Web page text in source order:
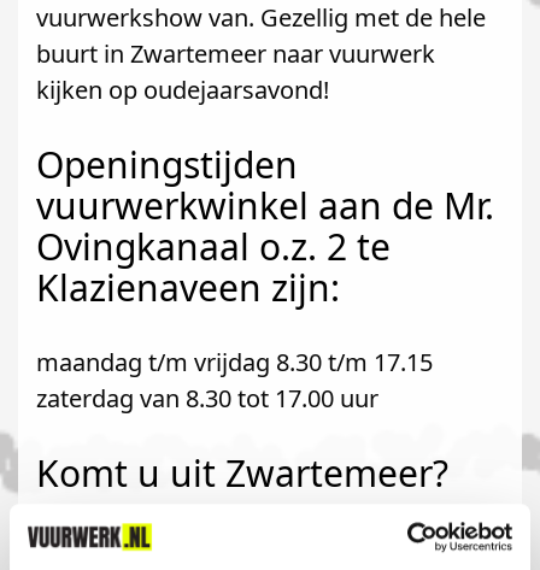
vuurwerkshow van. Gezellig met de hele
buurt in Zwartemeer naar vuurwerk
kijken op oudejaarsavond!
Openingstijden
vuurwerkwinkel aan de Mr.
Ovingkanaal o.z. 2 te
Klazienaveen zijn:
maandag t/m vrijdag 8.30 t/m 17.15
zaterdag van 8.30 tot 17.00 uur
Komt u uit Zwartemeer?
Koop uw vuurwerk dan bij Kuper Center